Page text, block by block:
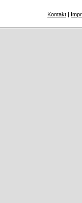
Kontakt |